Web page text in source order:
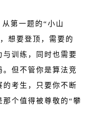
第一题的“小山
想要登顶，需要的
训练，同时也需要
但不管你是算法竞
考生，只要你不断
个值得被尊敬的“攀